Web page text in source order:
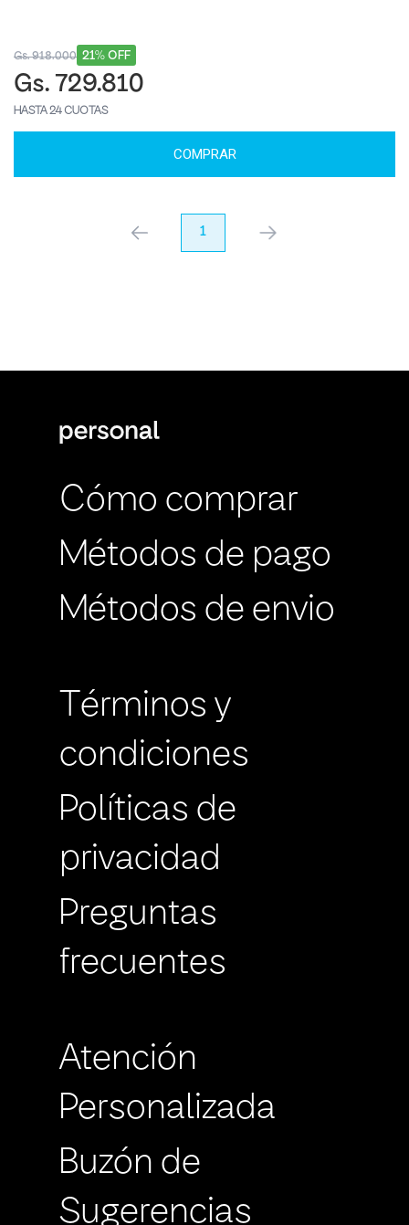
21% OFF
Gs. 918.000
Gs. 729.810
HASTA 24 CUOTAS
COMPRAR
anterior 1 próximo
Cómo comprar
Métodos de pago
Métodos de envio
Términos y
condiciones
Políticas de
privacidad
Preguntas
frecuentes
Atención
Personalizada
Buzón de
Sugerencias